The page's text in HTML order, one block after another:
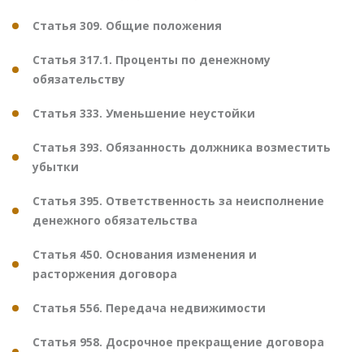
Статья 309. Общие положения
Статья 317.1. Проценты по денежному
обязательству
Статья 333. Уменьшение неустойки
Статья 393. Обязанность должника возместить
убытки
Статья 395. Ответственность за неисполнение
денежного обязательства
Статья 450. Основания изменения и
расторжения договора
Статья 556. Передача недвижимости
Статья 958. Досрочное прекращение договора